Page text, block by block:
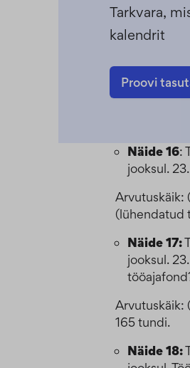
Tarkvara,
kalendrit
Proovi
Näide 16:
jooksul.
Arvutuskäik:
(lühendatud
Näide 17:
jooksul.
Arvutuskäik:
165 tundi.
Näide 18: